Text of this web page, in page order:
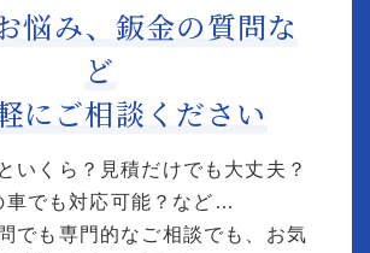
悩み、鈑金の質問な
ど
にご相談ください
いくら？見積だけでも大丈夫？
車でも対応可能？など…
でも専門的なご相談でも、お気